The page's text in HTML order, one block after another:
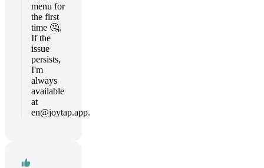
menu for
the first
time 🤔.
If the
issue
persists,
I'm
always
available
at
en@joytap.app.